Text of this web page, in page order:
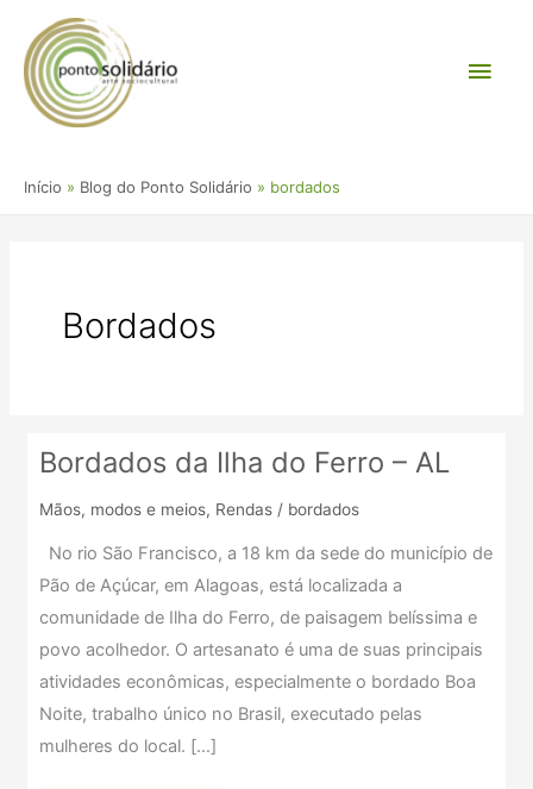
para
conteúdo
Início Blog do Ponto Solidário bordados
Bordados
Bordados da Ilha do Ferro – AL
Mãos, modos e meios, Rendas/ bordados
No rio São Francisco, a 18 km da sede do município de
Pão de Açúcar, em Alagoas, está localizada a
comunidade de Ilha do Ferro, de paisagem belíssima e
povo acolhedor. O artesanato é uma de suas principais
atividades econômicas, especialmente o bordado Boa
Noite, trabalho único no Brasil, executado pelas
mulheres do local. […]
Bordados
do
Ferro
–
AL